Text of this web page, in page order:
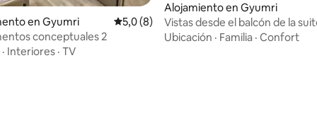
de 5. 59 evaluaciones
en Gyumri Calificación promedio: 5,0 de 5. 8
5,0 (8)
conceptuales 2
· Interiores · TV
Alojamiento en Gyumri
Vistas desde el balcón de la
Ubicación · Familia · Confort